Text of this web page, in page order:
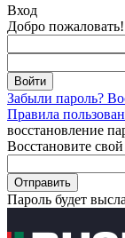
Вход
Добро
Забыли пароль?
Правила
восстановление
Восстановите
Пароль будет